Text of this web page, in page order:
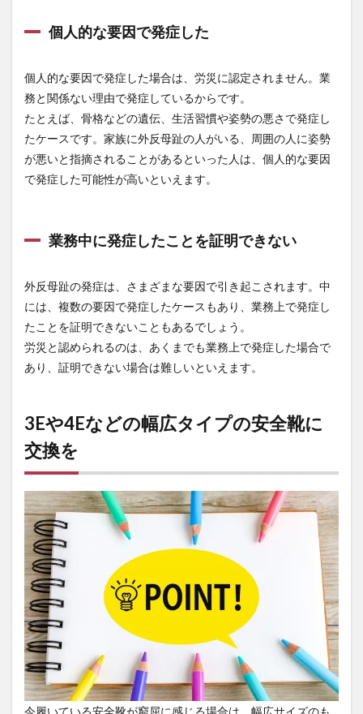
め
安全
靴の
通販
なら
全靴
専門
店 ま
個人的な要因で発症した
個人的な要因で発症した場合は、労災に認定されません。業
務と関係ない理由で発症しているからです。
たとえば、骨格などの遺伝、生活習慣や姿勢の悪さで発症し
たケースです。家族に外反母趾の人がいる、周囲の人に姿勢
が悪いと指摘されることがあるといった人は、個人的な要因
で発症した可能性が高いといえます。
業務中に発症したことを証明できない
外反母趾の発症は、さまざまな要因で引き起こされます。中
には、複数の要因で発症したケースもあり、業務上で発症し
たことを証明できないこともあるでしょう。
労災と認められるのは、あくまでも業務上で発症した場合で
あり、証明できない場合は難しいといえます。
3Eや4Eなどの幅広タイプの安全靴に
交換を
今履いている安全靴が窮屈に感じる場合は、幅広サイズのも